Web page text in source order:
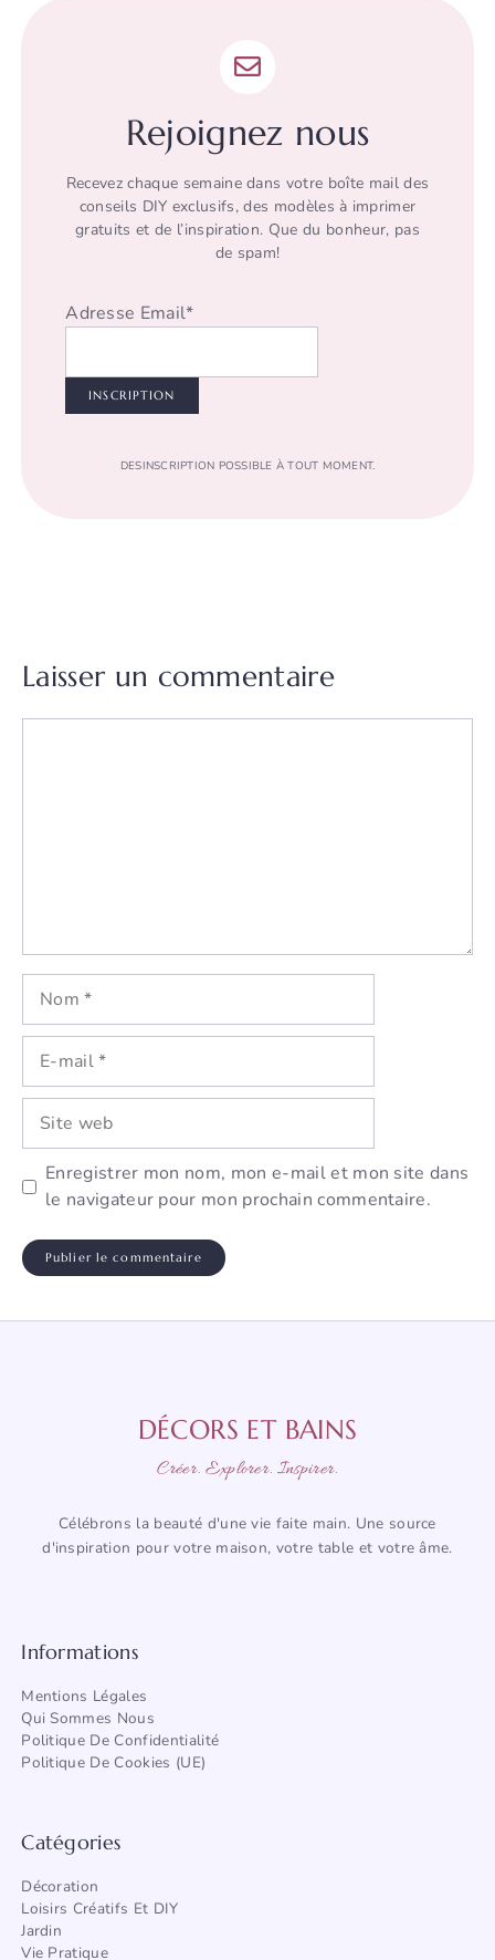
Rejoignez nous
Recevez chaque semaine dans votre boîte mail des
conseils DIY exclusifs, des modèles à imprimer
gratuits et de l’inspiration. Que du bonheur, pas
de spam!
Adresse Email*
DESINSCRIPTION POSSIBLE À TOUT MOMENT.
Laisser un commentaire
Nom
mail
Site
web
Enregistrer mon nom, mon e-mail et mon site dans
le navigateur pour mon prochain commentaire.
DÉCORS ET BAINS
Créer. Explorer. Inspirer.
Célébrons la beauté d'une vie faite main. Une source
d'inspiration pour votre maison, votre table et votre âme.
Informations
Mentions Légales
Qui Sommes Nous
Politique De Confidentialité
Politique De Cookies (UE)
Catégories
Décoration
Loisirs Créatifs Et DIY
Jardin
Vie Pratique